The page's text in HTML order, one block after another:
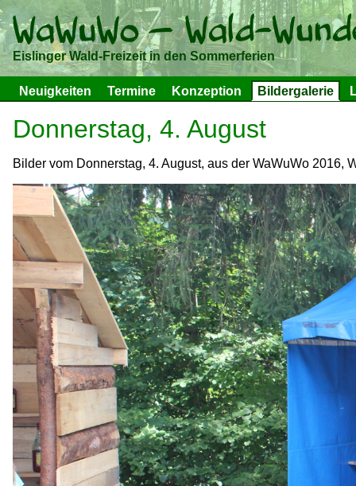
Eislinger Wald-Freizeit in den Sommerferien
Neuigkeiten Termine Konzeption Bildergalerie
Donnerstag, 4. August
Bilder vom Donnerstag, 4. August, aus der WaWuWo 2016,